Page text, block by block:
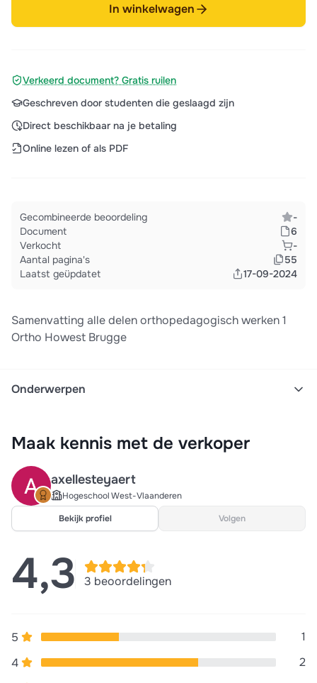
In winkelwagen
Verkeerd document? Gratis ruilen
Geschreven door studenten die geslaagd zijn
Direct beschikbaar na je betaling
Online lezen of als PDF
Gecombineerde beoordeling
-
Document
6
Verkocht
-
Aantal pagina's
55
Laatst geüpdatet
17-09-2024
Samenvatting alle delen orthopedagogisch werken 1
Ortho Howest Brugge
Onderwerpen
Samenvatting ow1 thema 6
Samenvatting
Ortho
Maak kennis met de verkoper
axellesteyaert
Hogeschool West-Vlaanderen
Bekijk profiel
Volgen
4,3 3 beoordelingen
5
1
4
2